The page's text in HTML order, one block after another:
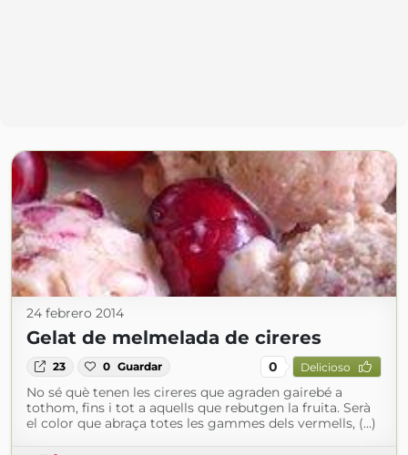
24 febrero 2014
Gelat de melmelada de cireres
23 0 Guardar 0 Delicioso
No sé què tenen les cireres que agraden gairebé a
tothom, fins i tot a aquells que rebutgen la fruita. Serà
el color que abraça totes les gammes dels vermells, (...)